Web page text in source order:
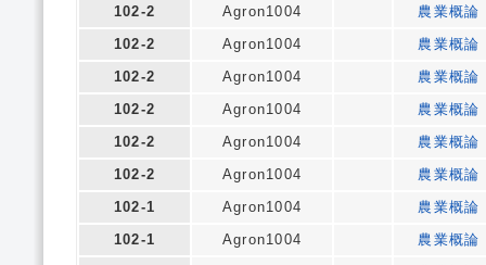
102-2
Agron1004
農業概論
102-2
Agron1004
農業概論
102-2
Agron1004
農業概論
102-2
Agron1004
農業概論
102-2
Agron1004
農業概論
102-2
Agron1004
農業概論
102-1
Agron1004
農業概論
102-1
Agron1004
農業概論